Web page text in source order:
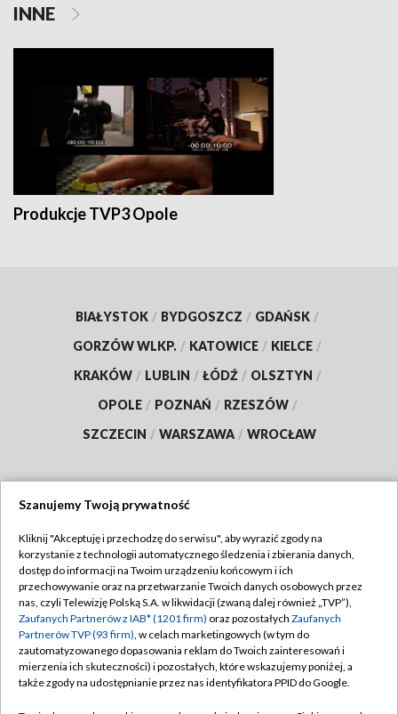
INNE
Produkcje TVP3 Opole
BIAŁYSTOK / BYDGOSZCZ / GDAŃSK /
GORZÓW WLKP. / KATOWICE / KIELCE /
KRAKÓW / LUBLIN / ŁÓDŹ / OLSZTYN /
OPOLE / POZNAŃ / RZESZÓW /
SZCZECIN / WARSZAWA / WROCŁAW
TVP
Abonament TVP
Emisja w TVP
Centrum informacji TVP
Naziemna Telewizja Cyfrowa
Regulamin TVP
Polityka prywatności
Moje zgody
Pomoc
Szanujemy Twoją prywatność
Kliknij "Akceptuję i przechodzę do serwisu", aby wyrazić zgody na
korzystanie z technologii automatycznego śledzenia i zbierania danych,
dostęp do informacji na Twoim urządzeniu końcowym i ich
przechowywanie oraz na przetwarzanie Twoich danych osobowych przez
nas, czyli Telewizję Polską S.A. w likwidacji (zwaną dalej również „TVP”),
Zaufanych Partnerów z IAB* (1201 firm) oraz pozostałych Zaufanych
Partnerów TVP (93 firm), w celach marketingowych (w tym do
zautomatyzowanego dopasowania reklam do Twoich zainteresowań i
mierzenia ich skuteczności) i pozostałych, które wskazujemy poniżej, a
także zgody na udostępnianie przez nas identyfikatora PPID do Google.